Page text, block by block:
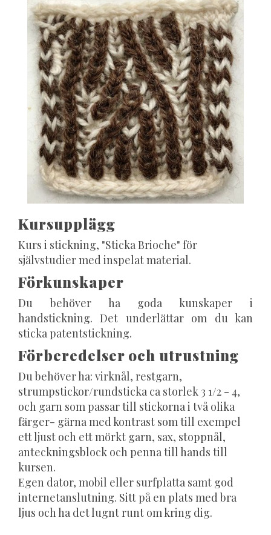
Kursupplägg
Kurs i stickning, "Sticka Brioche" för
självstudier med inspelat material.
Förkunskaper
Du behöver ha goda kunskaper i
handstickning. Det underlättar om du kan
sticka patentstickning.
Förberedelser och utrustning
Du behöver ha: virknål, restgarn,
strumpstickor/rundsticka ca storlek 3 1/2 - 4,
och garn som passar till stickorna i två olika
färger- gärna med kontrast som till exempel
ett ljust och ett mörkt garn, sax, stoppnål,
anteckningsblock och penna till hands till
kursen.
Egen dator, mobil eller surfplatta samt god
internetanslutning. Sitt på en plats med bra
ljus och ha det lugnt runt om kring dig.